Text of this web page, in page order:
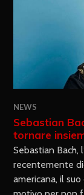
NEWS
Sebastian
tornare
Sebastian Bach,
recentemente
americana, il